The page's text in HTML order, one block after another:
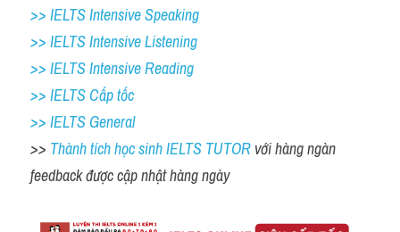
>> IELTS Intensive Speaking
>> IELTS Intensive Listening
>> IELTS Intensive Reading
>> IELTS Cấp tốc
>> IELTS General
>> Thành tích học sinh IELTS TUTOR với hàng ngàn
feedback được cập nhật hàng ngày